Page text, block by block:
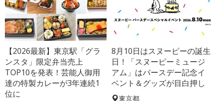
【2026最新】東京駅「グラ
ンスタ」限定弁当売上
TOP10を発表！芸能人御用
達の特製カレーが3年連続1
位に
8月10日はスヌーピーの誕生
日！「スヌーピーミュージ
アム」はバースデー記念イ
ベント＆グッズが目白押し
東京都